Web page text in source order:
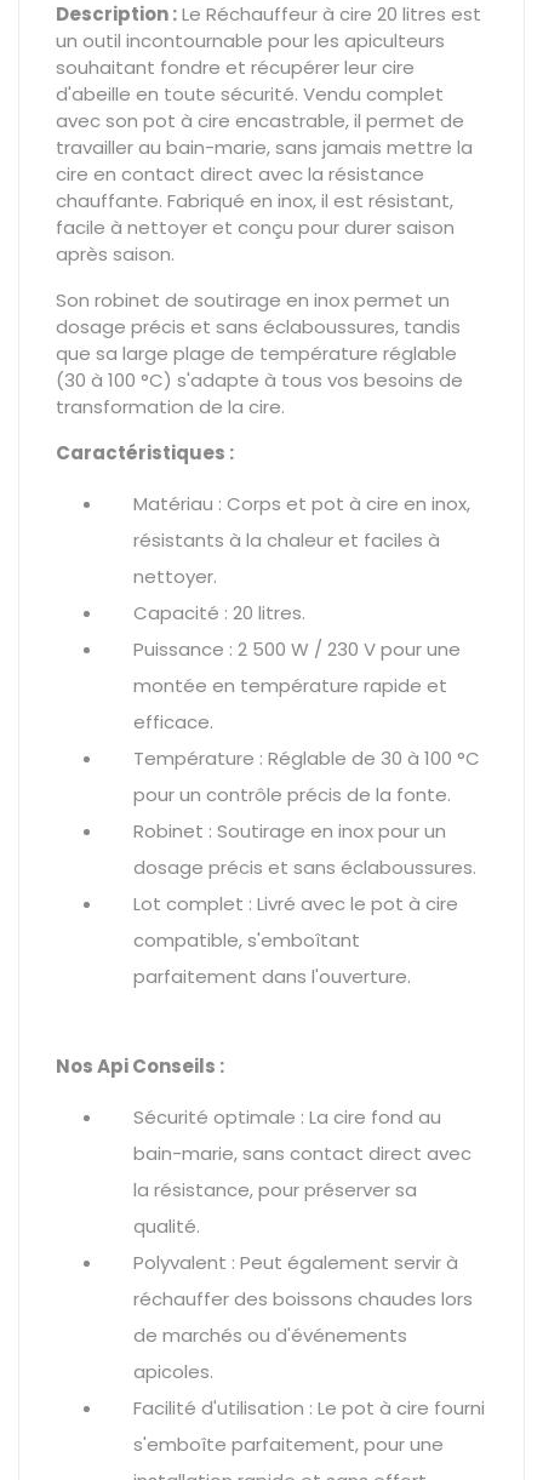
Description :Le Réchauffeur à cire 20 litres est
un outil incontournable pour les apiculteurs
souhaitant fondre et récupérer leur cire
d'abeille en toute sécurité. Vendu complet
avec son pot à cire encastrable, il permet de
travailler au bain-marie, sans jamais mettre la
cire en contact direct avec la résistance
chauffante. Fabriqué en inox, il est résistant,
facile à nettoyer et conçu pour durer saison
après saison.
Son robinet de soutirage en inox permet un
dosage précis et sans éclaboussures, tandis
que sa large plage de température réglable
(30 à 100 °C) s'adapte à tous vos besoins de
transformation de la cire.
Caractéristiques :
Matériau : Corps et pot à cire en inox,
résistants à la chaleur et faciles à
nettoyer.
Capacité : 20 litres.
Puissance : 2 500 W / 230 V pour une
montée en température rapide et
efficace.
Température : Réglable de 30 à 100 °C
pour un contrôle précis de la fonte.
Robinet : Soutirage en inox pour un
dosage précis et sans éclaboussures.
Lot complet : Livré avec le pot à cire
compatible, s'emboîtant
parfaitement dans l'ouverture.
Nos Api Conseils :
Sécurité optimale : La cire fond au
bain-marie, sans contact direct avec
la résistance, pour préserver sa
qualité.
Polyvalent : Peut également servir à
réchauffer des boissons chaudes lors
de marchés ou d'événements
apicoles.
Facilité d'utilisation : Le pot à cire fourni
s'emboîte parfaitement, pour une